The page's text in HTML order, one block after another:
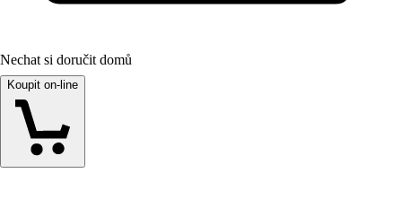
Nechat si doručit domů
Koupit on-line